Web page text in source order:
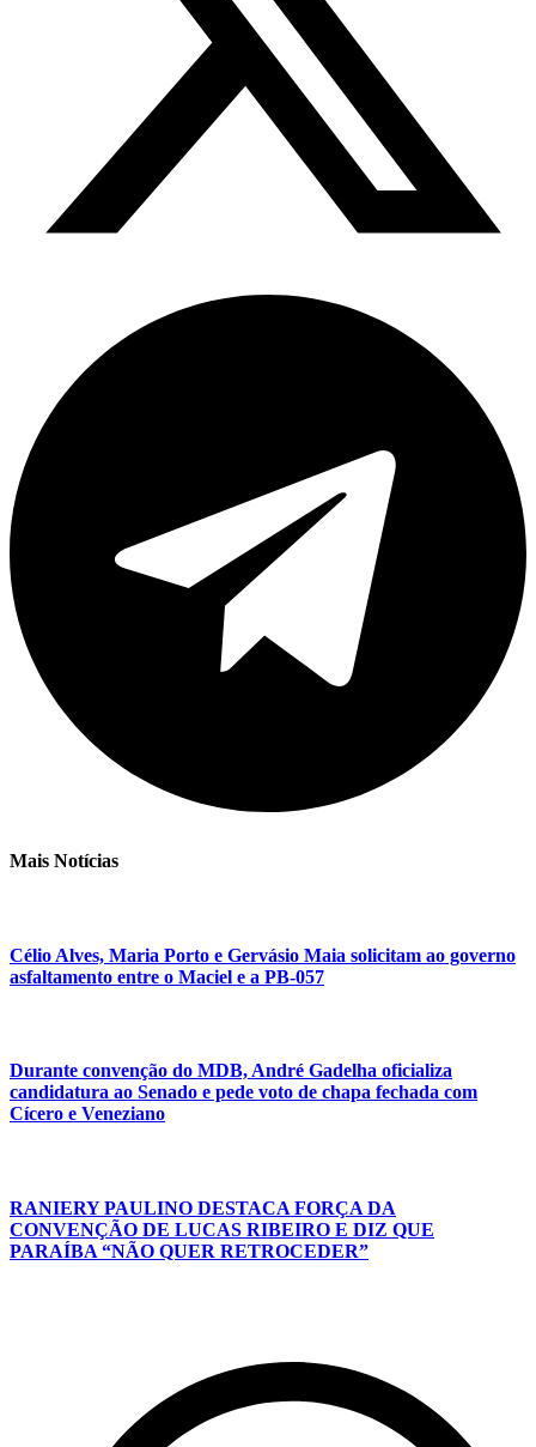
Mais Notícias
Célio Alves, Maria Porto e Gervásio Maia solicitam ao governo
asfaltamento entre o Maciel e a PB-057
Durante convenção do MDB, André Gadelha oficializa
candidatura ao Senado e pede voto de chapa fechada com
Cícero e Veneziano
RANIERY PAULINO DESTACA FORÇA DA
CONVENÇÃO DE LUCAS RIBEIRO E DIZ QUE
PARAÍBA “NÃO QUER RETROCEDER”